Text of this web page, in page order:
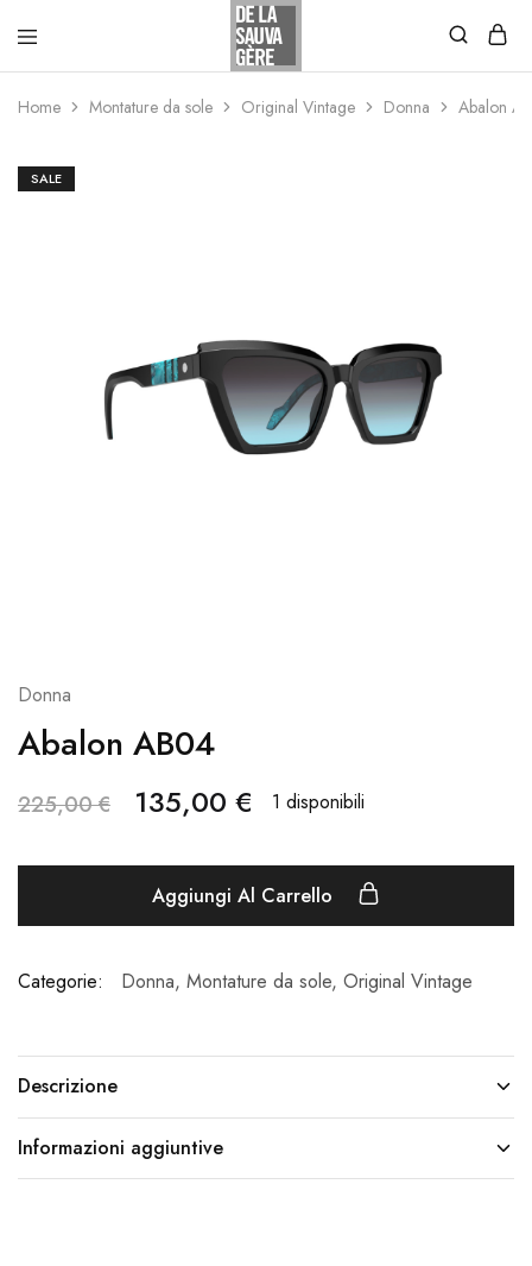
Home Montature da sole Original Vintage Donna Abalon
SALE
Donna
Abalon AB04
225,00€ 135,00 € 1 disponibili
Aggiungi Al Carrello
Categorie: Donna, Montature da sole, Original Vintage
Descrizione
Informazioni aggiuntive